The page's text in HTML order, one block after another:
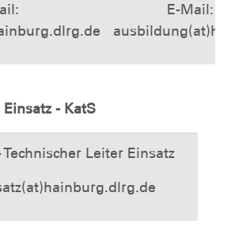
E-Mail:
Einsatz - KatS
Technischer Leiter Einsatz